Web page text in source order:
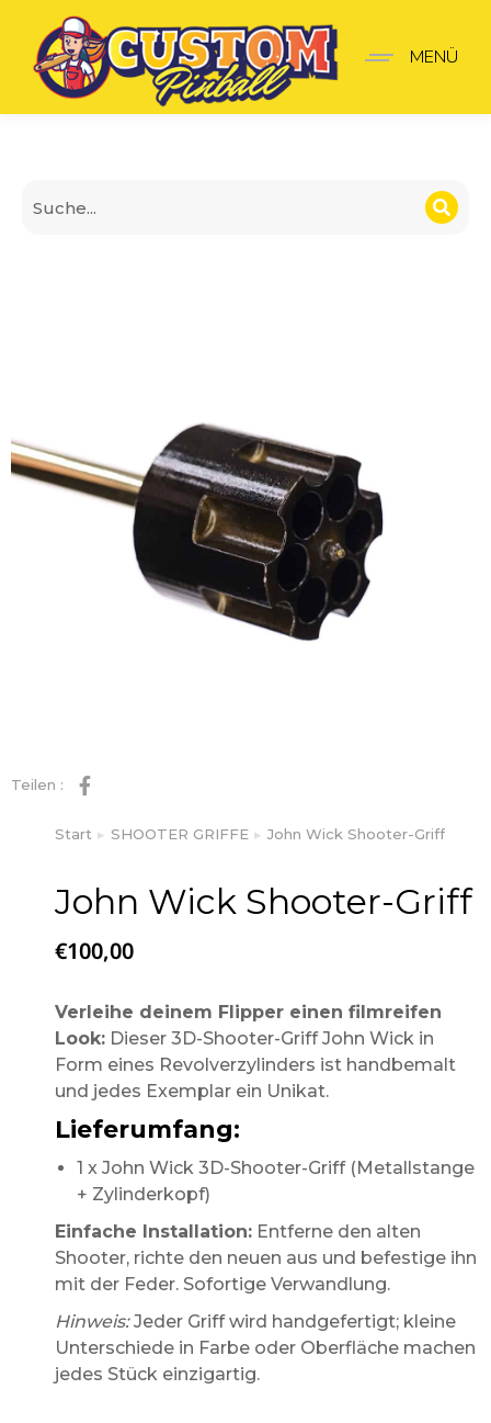
John Wick Shooter-Griff
MENÜ
Teilen :
Sie befinden sich hier:
Start SHOOTER GRIFFE John Wick Shooter-Griff
John Wick Shooter-Griff
€100,00
Verleihe deinem Flipper einen filmreifen
Look: Dieser 3D-Shooter-Griff John Wick in
Form eines Revolverzylinders ist handbemalt
und jedes Exemplar ein Unikat.
Lieferumfang:
1 x John Wick 3D-Shooter-Griff (Metallstange
+ Zylinderkopf)
Einfache Installation: Entferne den alten
Shooter, richte den neuen aus und befestige ihn
mit der Feder. Sofortige Verwandlung.
Hinweis:Jeder Griff wird handgefertigt; kleine
Unterschiede in Farbe oder Oberfläche machen
jedes Stück einzigartig.